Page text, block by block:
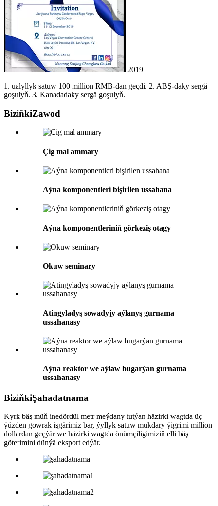
2019
1. ualyllyk satuw 100 million RMB-dan geçdi. 2. ABŞ-daky sergä
goşulyň. 3. Kanadadaky sergä goşulyň.
BiziňkiZawod
Çig mal ammary
Aýna komponentleri bişirilen ussahana
Aýna komponentleriniň görkeziş otagy
Okuw seminary
Atingyladyş sowadyjy aýlanyş gurnama
ussahanasy
Aýna reaktor we aýlaw bugarýan gurnama
ussahanasy
BiziňkiŞahadatnama
Kyrk bäş müň inedördül metr meýdany tutýan häzirki wagtda üç
ýüzden gowrak işgärimiz bar, ýyllyk satuw mukdary ýigrimi million
dollardan geçýär we häzirki wagtda önümçiligimiziň elli bäş
göterimini dünýä eksport edýär.